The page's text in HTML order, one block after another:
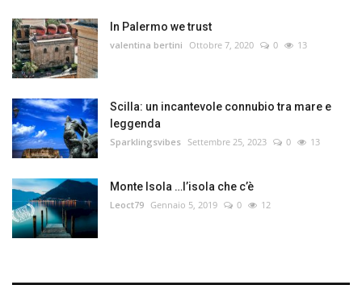
In Palermo we trust
valentina bertini Ottobre 7, 2020 0 13
Scilla: un incantevole connubio tra mare e
leggenda
Sparklingsvibes Settembre 25, 2023 0 13
Monte Isola …l’isola che c’è
Leoct79 Gennaio 5, 2019 0 12